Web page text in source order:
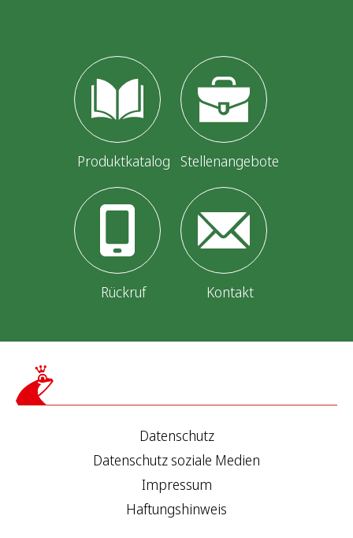
Produktkatalog Stellenangebote
Rückruf Kontakt
Datenschutz
Datenschutz soziale Medien
Impressum
Haftungshinweis